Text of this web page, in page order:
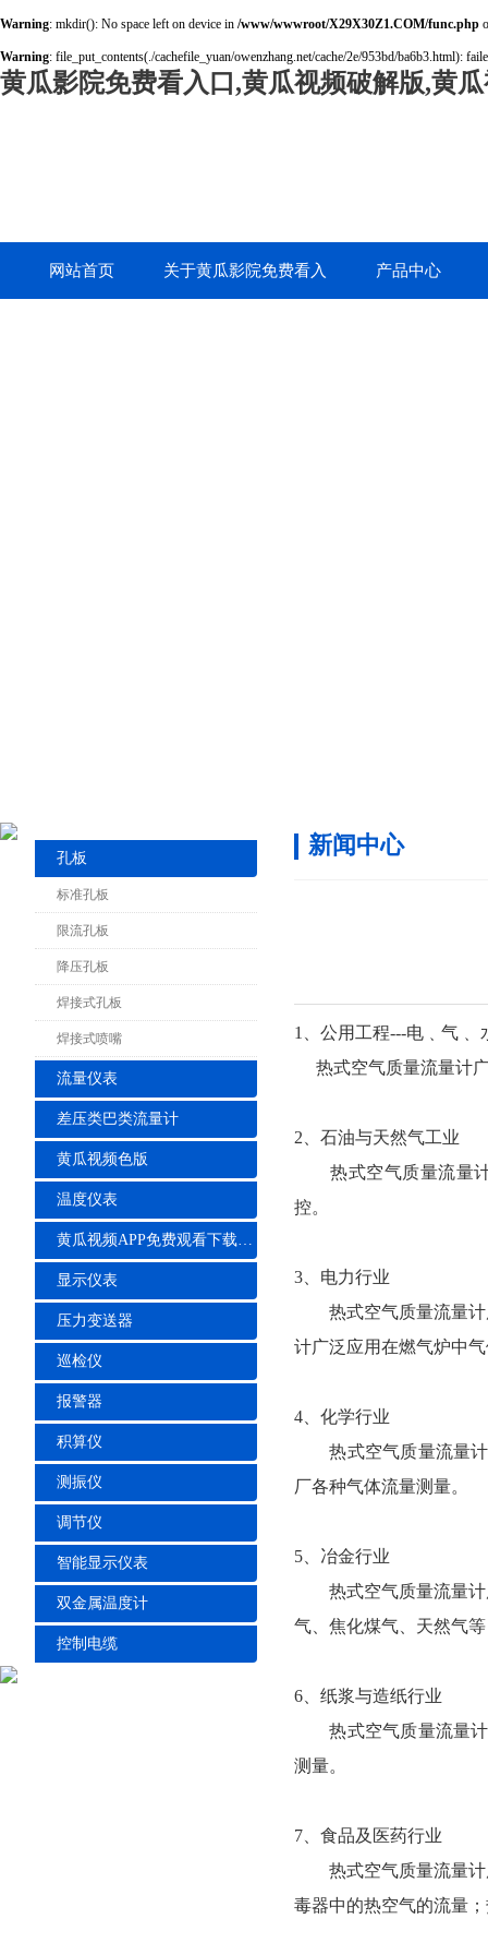
Warning: mkdir(): No space left on device in /www/wwwroot/X29X30Z1.COM/func.php
Warning: file_put_contents(./cachefile_yuan/owenzhang.net/cache/2e/953bd/ba6b3.html):
黄瓜影院免费看入口,黄瓜视频破解版,黄
网站首页 关于黄瓜影院免费看入 产品中心
孔板
标准孔板
限流孔板
降压孔板
焊接式孔板
焊接式喷嘴
流量仪表
差压类巴类流量计
黄瓜视频色版
温度仪表
黄瓜视频APP免费观看下载安装
显示仪表
压力变送器
巡检仪
报警器
积算仪
测振仪
调节仪
智能显示仪表
双金属温度计
控制电缆
新闻中心
1、公用工程---电﹑气﹑
热式空气质量流量计广
2、石油与天然气工业
热式空气质量流量计
控。
3、电力行业
热式空气质量流量计
计广泛应用在燃气炉中
4、化学行业
热式空气质量流量计
厂各种气体流量测量。
5、冶金行业
热式空气质量流量计
气、焦化煤气、天然气
6、纸浆与造纸行业
热式空气质量流量计
测量。
7、食品及医药行业
热式空气质量流量计
毒器中的热空气的流量